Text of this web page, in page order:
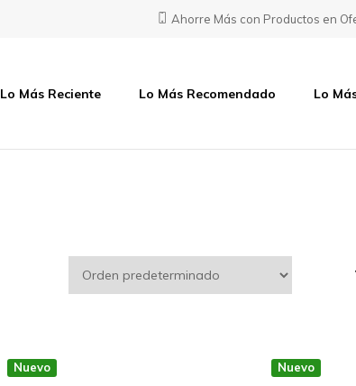
Ahorre Más con Productos en
Lo Más Reciente Lo Más Recomendado Lo
Nuevo Nuevo